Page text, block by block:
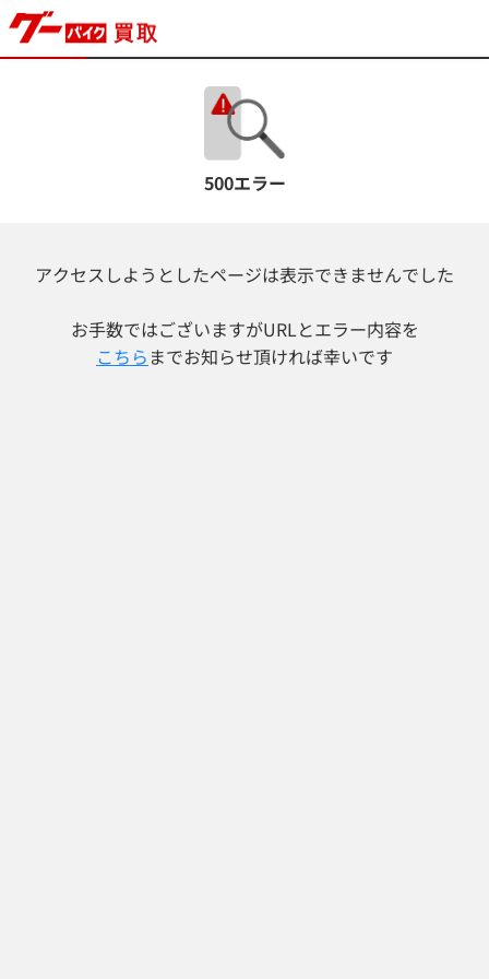
500エラー
アクセスしようとしたページは表示できませんでした
お手数ではございますがURLとエラー内容を
こちら までお知らせ頂ければ幸いです